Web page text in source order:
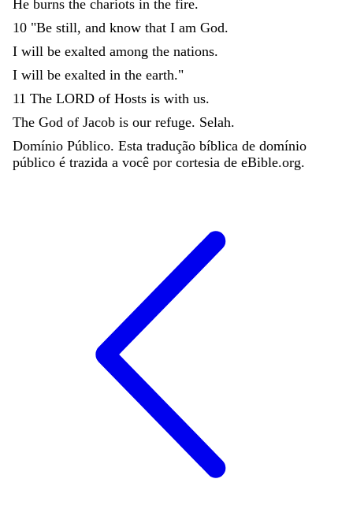
He burns the chariots in the fire.
10 "Be still, and know that I am God.
I will be exalted among the nations.
I will be exalted in the earth."
11 The LORD of Hosts is with us.
The God of Jacob is our refuge. Selah.
Domínio Público. Esta tradução bíblica de domínio
público é trazida a você por cortesia de eBible.org.